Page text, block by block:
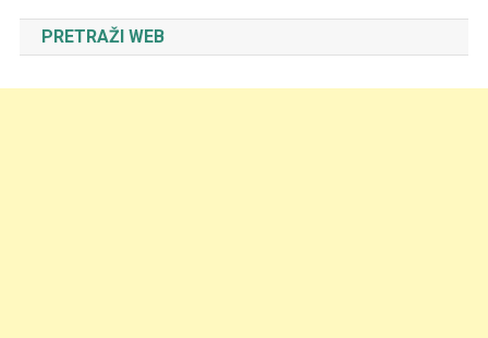
PRETRAŽI WEB